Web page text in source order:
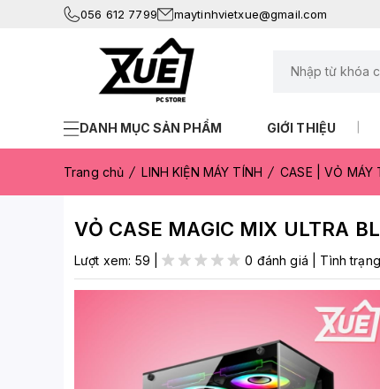
056 612 7799 maytinhvietxue@gmail.com
DANH MỤC SẢN PHẨM GIỚI THIỆU
Trang chủ LINH KIỆN MÁY TÍNH CASE | VỎ MÁY
VỎ CASE MAGIC MIX ULTRA
Lượt xem: 59 | 0 đánh giá Tình